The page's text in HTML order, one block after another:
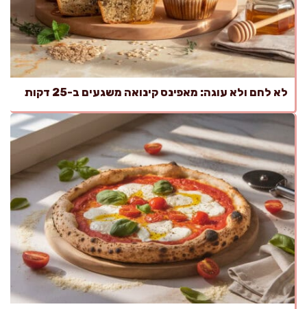
לא לחם ולא עוגה: מאפינס קינואה משגעים ב-25 דקות